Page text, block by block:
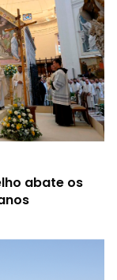
abate os